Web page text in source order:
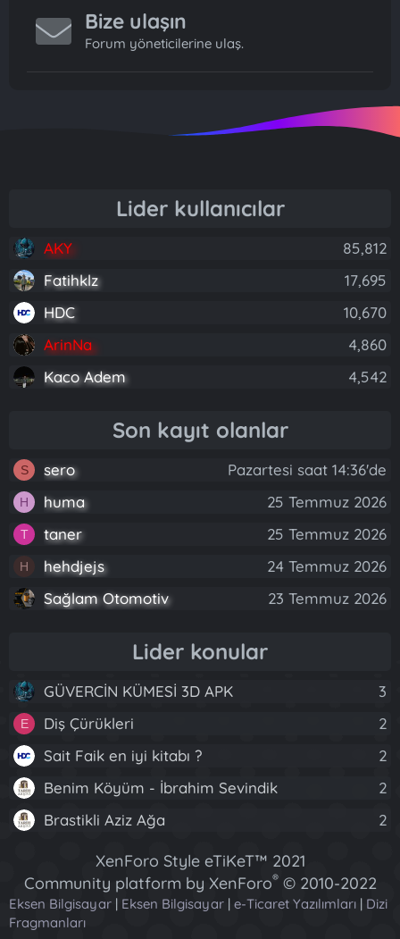
Bize ulaşın
Forum yöneticilerine ulaş.
Lider kullanıcılar
AKY
85,812
Fatihklz
17,695
HDC
10,670
ArinNa
4,860
Kaco Adem
4,542
Son kayıt olanlar
S sero Pazartesi saat 14:36'de
H huma 25 Temmuz 2026
T taner 25 Temmuz 2026
H hehdjejs
24 Temmuz 2026
Sağlam Otomotiv
23 Temmuz 2026
Lider konular
GÜVERCİN KÜMESİ 3D APK 3
E Diş Çürükleri
2
Sait Faik en iyi kitabı ?
2
Benim Köyüm - İbrahim Sevindik
2
Brastikli Aziz Ağa
2
XenForo Style eTiKeT™ 2021
Community platform by XenForo® © 2010-2022
XenForo Ltd.
[XGT] Forum statistics system
Eksen Bilgisayar | Eksen Bilgisayar | e-Ticaret Yazılımları | Dizi
Fragmanları